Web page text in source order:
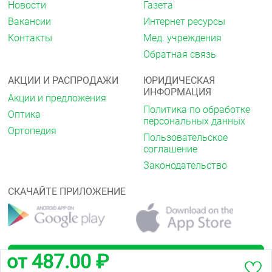
Общие нарушения
Часто: астения (у пациентов с ХСН), повышенная
Нечасто: астения (у пациентов с артериальной
Психические нарушения
Нечасто: депрессия, бессонница.
Редко: галлюцинации, ночные кошмары.
Со стороны органа зрения
Редко: уменьшение слезотечения (следует
Со стороны органа слуха
Со стороны сердечно-сосудистой
от 487.00 ₽
Новости
Вакансии
Контакты
Газета
Интернет ресурсы
Мед. учреждения
Обратная связь
АКЦИИ И РАСПРОДАЖИ
Акции и предложения
Оптика
Ортопедия
ЮРИДИЧЕСКАЯ
ИНФОРМАЦИЯ
Политика по обработке
персональных данных
Пользовательское
соглашение
Законодательство
СКАЧАЙТЕ ПРИЛОЖЕНИЕ
Обратная связь